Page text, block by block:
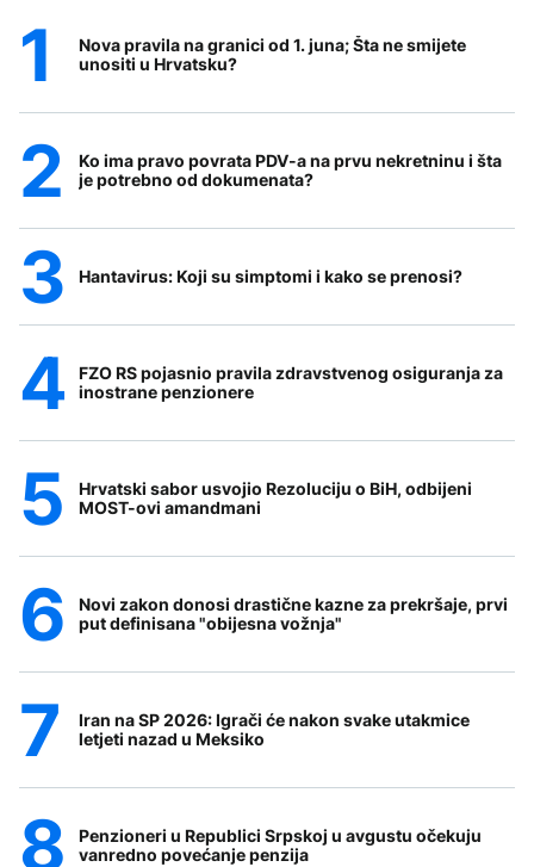
Nova pravila na granici od 1. juna; Šta ne smijete
unositi u Hrvatsku?
Ko ima pravo povrata PDV-a na prvu nekretninu i šta
je potrebno od dokumenata?
Hantavirus: Koji su simptomi i kako se prenosi?
FZO RS pojasnio pravila zdravstvenog osiguranja za
inostrane penzionere
Hrvatski sabor usvojio Rezoluciju o BiH, odbijeni
MOST-ovi amandmani
Novi zakon donosi drastične kazne za prekršaje, prvi
put definisana "obijesna vožnja"
Iran na SP 2026: Igrači će nakon svake utakmice
letjeti nazad u Meksiko
Penzioneri u Republici Srpskoj u avgustu očekuju
vanredno povećanje penzija